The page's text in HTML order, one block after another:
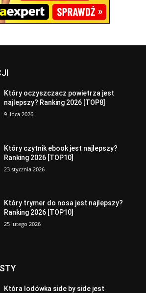
Który oczyszczacz powietrza jest
najlepszy? Ranking 2026 [TOP8]
9 lipca 2026
Który czytnik ebook jest najlepszy?
Ranking 2026 [TOP10]
23 stycznia 2026
Który trymer do nosa jest najlepszy?
Ranking 2026 [TOP10]
25 lutego 2026
Która lodówka side by side jest